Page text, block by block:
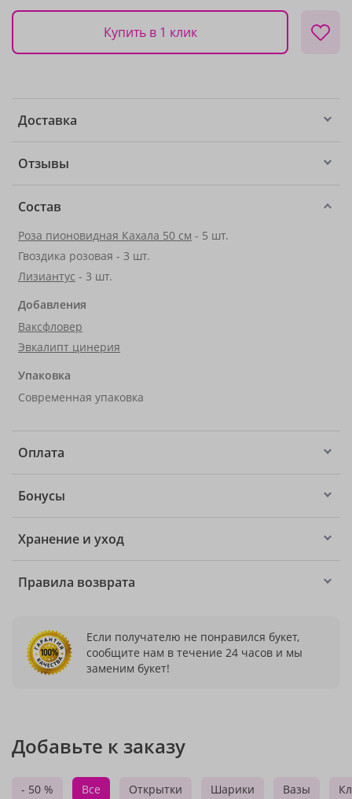
Купить в 1 клик
Доставка
Отзывы
Состав
Роза пионовидная Кахала 50 см - 5 шт.
Гвоздика розовая - 3 шт.
Лизиантус - 3 шт.
Добавления
Ваксфловер
Эвкалипт цинерия
Упаковка
Современная упаковка
Оплата
Бонусы
Хранение и уход
Правила возврата
Если получателю не понравился букет,
сообщите нам в течение 24 часов и мы
заменим букет!
Добавьте к заказу
- 50 % Все Открытки Шарики Вазы